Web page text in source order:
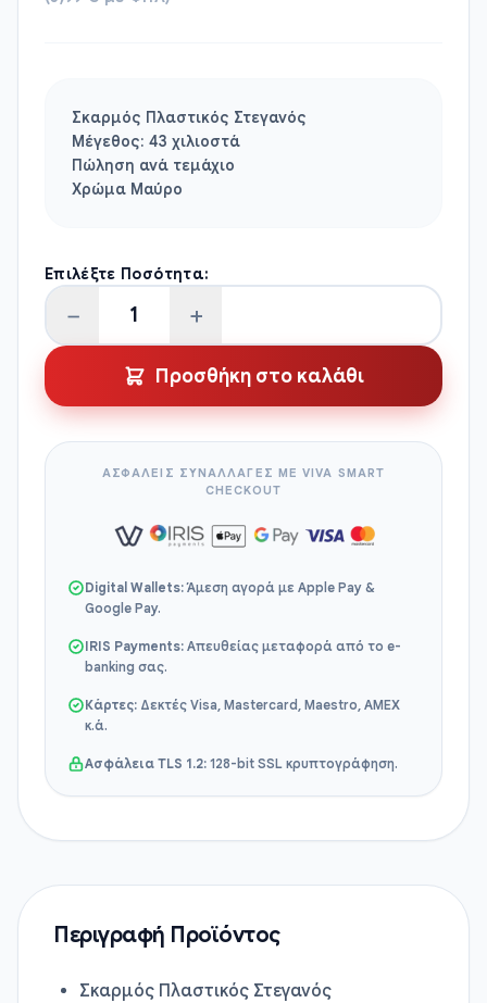
Σκαρμός Πλαστικός Στεγανός
Μέγεθος: 43 χιλιοστά
Πώληση ανά τεμάχιο
Χρώμα Μαύρο
Επιλέξτε Ποσότητα:
Σκαρμός
ποσότητα
− +
Προσθήκη στο καλάθι
ΑΣΦΑΛΕΙΣ ΣΥΝΑΛΛΑΓΕΣ ΜΕ VIVA SMART
CHECKOUT
Digital Wallets:Άμεση αγορά με Apple Pay &
Google Pay.
IRIS Payments: Απευθείας μεταφορά από το e-
banking σας.
Κάρτες: Δεκτές Visa, Mastercard, Maestro, AMEX
κ.ά.
Ασφάλεια TLS 1.2: 128-bit SSL κρυπτογράφηση.
Περιγραφή Προϊόντος
Σκαρμός Πλαστικός Στεγανός